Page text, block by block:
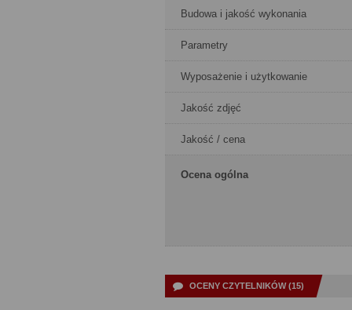
Budowa i jakość wykonania
Parametry
Wyposażenie i użytkowanie
Jakość zdjęć
Jakość / cena
Ocena ogólna
OCENY CZYTELNIKÓW (15)